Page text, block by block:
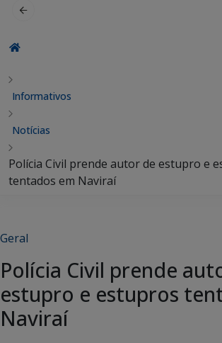
Informativos
Notícias
Polícia Civil prende autor de estupro e
tentados em Naviraí
Geral
Polícia Civil prende
estupro e estupros
Naviraí